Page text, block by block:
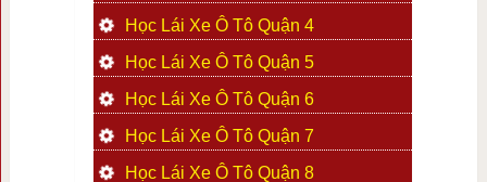
Học Lái Xe Ô Tô Quận 4
Học Lái Xe Ô Tô Quận 5
Học Lái Xe Ô Tô Quận 6
Học Lái Xe Ô Tô Quận 7
Học Lái Xe Ô Tô Quận 8